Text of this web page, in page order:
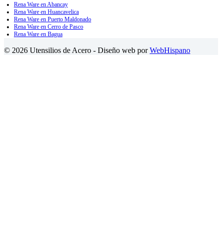
Rena Ware en Abancay
Rena Ware en Huancavelica
Rena Ware en Puerto Maldonado
Rena Ware en Cerro de Pasco
Rena Ware en Bagua
© 2026 Utensilios de Acero - Diseño web porWebHispano